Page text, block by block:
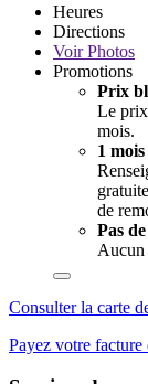
Heures
Directions
VoirPhotos
Promotions
Prix
Le prix
mois.
1
de
Pas
Aucun
Consulter la carte
Payez votre facture